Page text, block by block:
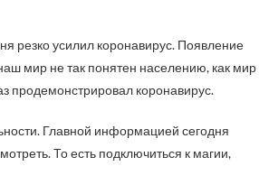
мир не так понятен населению, как мир
продемонстрировал коронавирус.
Главной информацией сегодня
То есть подключиться к магии,